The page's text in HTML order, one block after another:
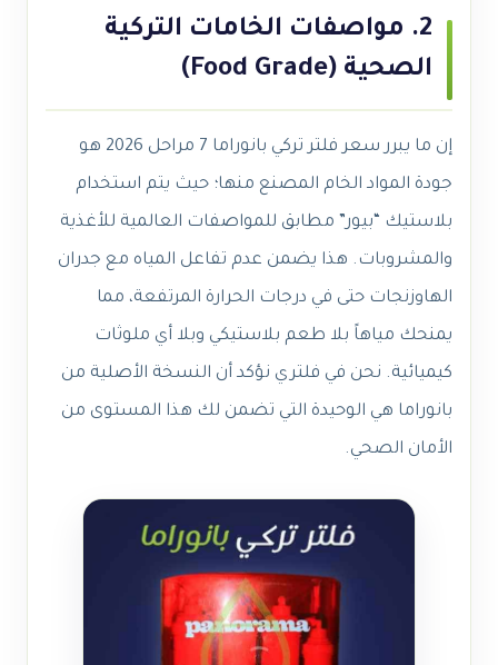
2. مواصفات الخامات التركية
الصحية (Food Grade)
إن ما يبرر سعر فلتر تركي بانوراما 7 مراحل 2026 هو
جودة المواد الخام المصنع منها؛ حيث يتم استخدام
بلاستيك “بيور” مطابق للمواصفات العالمية للأغذية
والمشروبات. هذا يضمن عدم تفاعل المياه مع جدران
الهاوزنجات حتى في درجات الحرارة المرتفعة، مما
يمنحك مياهاً بلا طعم بلاستيكي وبلا أي ملوثات
كيميائية. نحن في فلتري نؤكد أن النسخة الأصلية من
بانوراما هي الوحيدة التي تضمن لك هذا المستوى من
الأمان الصحي.